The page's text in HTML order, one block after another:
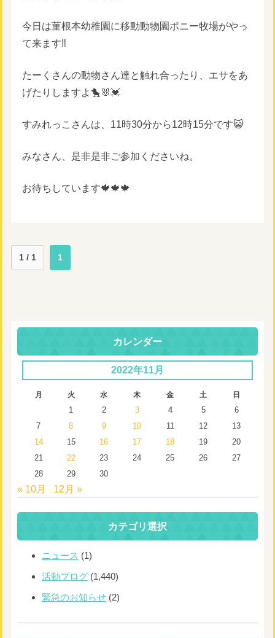
今日は菫根本幼稚園に移動動物園ポニー牧場がやっ
て来ます‼️
たーくさんの動物さん達と触れ合ったり、エサをあ
げたりしますよ🐤🐰💓
すみれっこさんは、11時30分から12時15分です😺
みなさん、是非是非ご参加くださいね。
お待ちしています🍁🍁🍁
1 / 1 1
カレンダー
2022年11月
月 火 水 木 金 土 日
1 2 3 4 5
6
7
8 9 10 11 12
13
14
15 16 17 18 19
20
21
22 23 24 25 26
27
28
29 30
« 10月 12月 »
カテゴリ選択
ニュース (1)
活動ブログ (1,440)
緊急のお知らせ (2)